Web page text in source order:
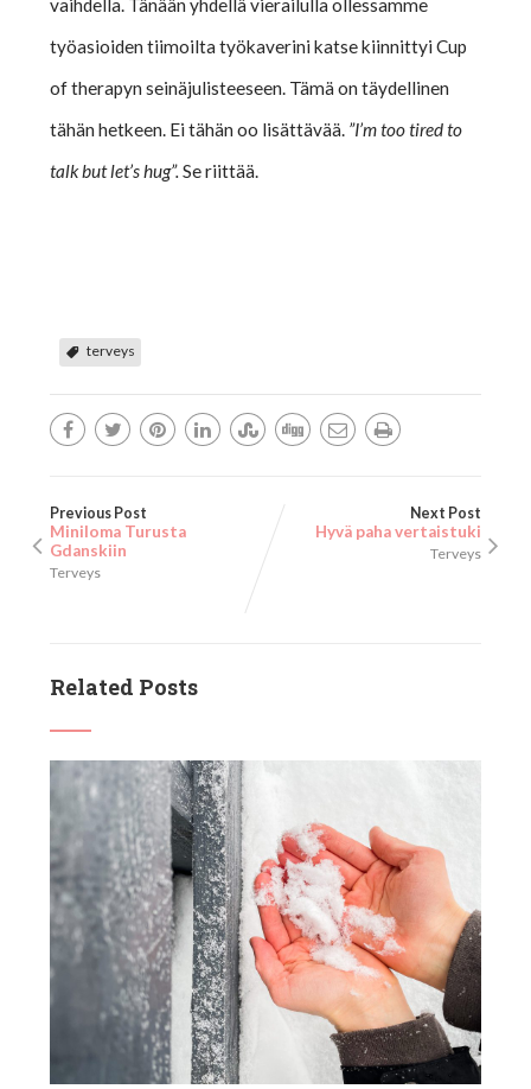
työasioiden tiimoilta työkaverini katse kiinnittyi Cup
of therapyn seinäjulisteeseen. Tämä on täydellinen
tähän hetkeen. Ei tähän oo lisättävää. ”I’m too tired to
talk but let’s hug”.Se riittää.
terveys
Previous Post
Miniloma Turusta
Gdanskiin
Terveys
Next Post
Hyvä paha vertaistuki
Terveys
Related Posts